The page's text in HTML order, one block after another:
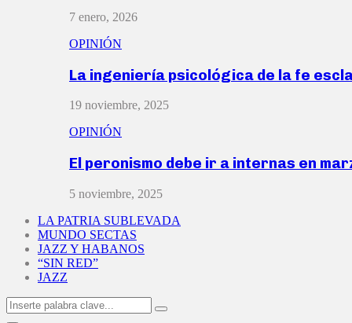
7 enero, 2026
OPINIÓN
La ingeniería psicológica de la fe
19 noviembre, 2025
OPINIÓN
El peronismo debe ir a internas en
5 noviembre, 2025
LA PATRIA SUBLEVADA
MUNDO SECTAS
JAZZ Y HABANOS
“SIN RED”
JAZZ
Search
for:
Search